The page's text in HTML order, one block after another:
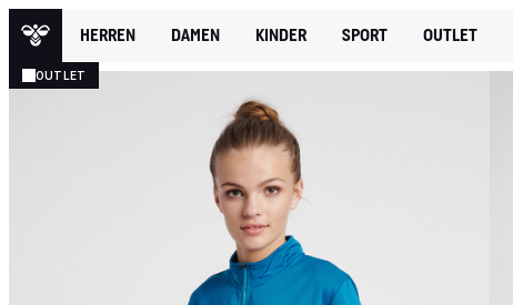
HERREN DAMEN KINDER SPORT OUTLET
OUTLET